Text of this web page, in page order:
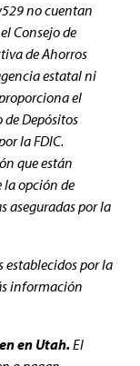
no cuentan
Consejo de
de Ahorros
estatal ni
el
de Depósitos
la FDIC.
que están
la opción de
aseguradas por la
establecidos por la
información
en Utah.El